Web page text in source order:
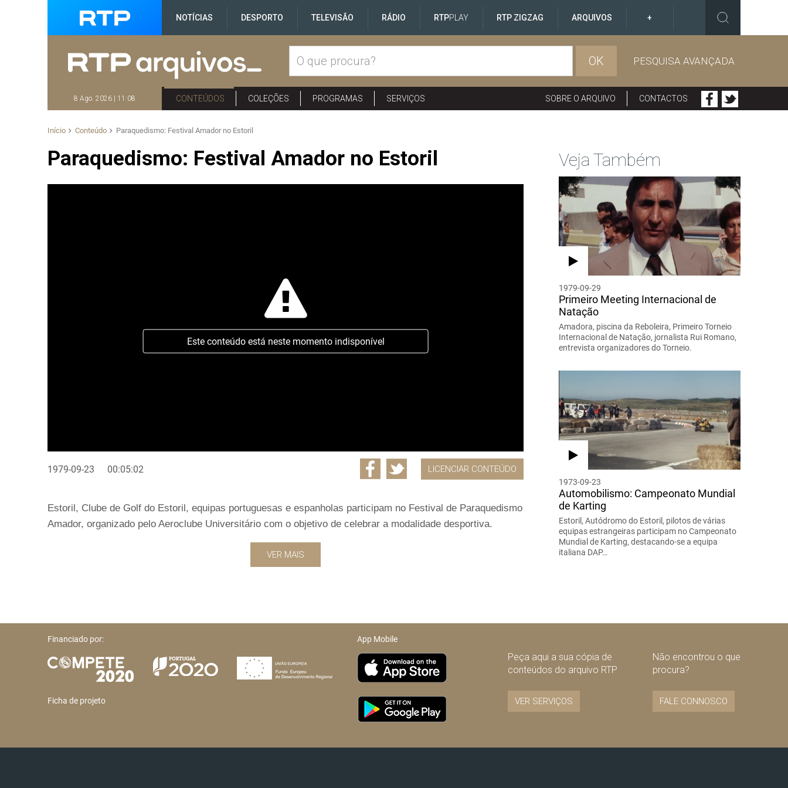
NOTÍCIAS DESPORTO TELEVISÃO RÁDIO RTPPLAY RTP ZIGZAG ARQUIVOS +
OK PESQUISA AVANÇADA
8 Ago. 2026 | 11:08 CONTEÚDOS COLEÇÕES PROGRAMAS SERVIÇOS SOBRE O ARQUIVO CONTACTOS
Início Conteúdo Paraquedismo: Festival Amador no Estoril
Paraquedismo: Festival Amador no Estoril
Este conteúdo está neste momento indisponível
1979-09-23 00:05:02 LICENCIAR CONTEÚDO
Estoril, Clube de Golf do Estoril, equipas portuguesas e espanholas participam no Festival de Paraquedismo
Amador, organizado pelo Aeroclube Universitário com o objetivo de celebrar a modalidade desportiva.
VER MAIS
Veja Também
1979-09-29
Primeiro Meeting Internacional de
Natação
Amadora, piscina da Reboleira, Primeiro Torneio
Internacional de Natação, jornalista Rui Romano,
entrevista organizadores do Torneio.
1973-09-23
Automobilismo: Campeonato Mundial
de Karting
Estoril, Autódromo do Estoril, pilotos de várias
equipas estrangeiras participam no Campeonato
Mundial de Karting, destacando-se a equipa
italiana DAP…
Financiado por:
Ficha de projeto
App Mobile
Peça aqui a sua cópia de
conteúdos do arquivo RTP
VER SERVIÇOS
Não encontrou o que
procura?
FALE CONNOSCO